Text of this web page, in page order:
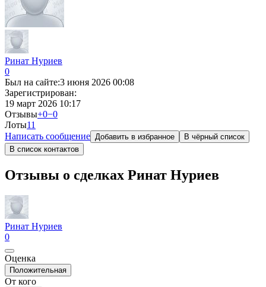
Ринат Нуриев
0
Был на сайте:3 июня 2026 00:08
Зарегистрирован:
19 март 2026 10:17
Отзывы+0−0
Лоты11
Написать сообщение Добавить в избранное
В чёрный список
В список контактов
Отзывы о сделках Ринат Нуриев
Ринат Нуриев
0
Оценка
Положительная
От кого